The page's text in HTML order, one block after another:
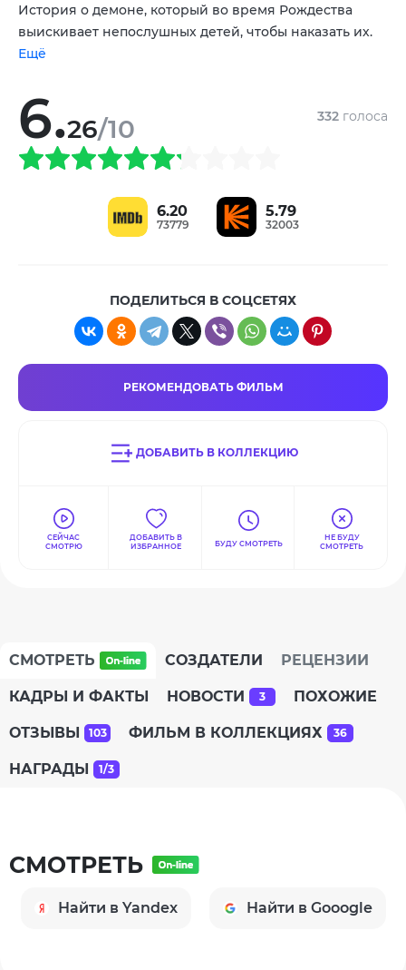
Дэвид Кокнер,Маверик Флэк,Куеени Сэмюэл
История о демоне, который во время Рождества
выискивает непослушных детей, чтобы наказать их.
Ещё
6.26/10 332 голоса
6.20
73779
5.79
32003
ПОДЕЛИТЬСЯ В СОЦСЕТЯХ
РЕКОМЕНДОВАТЬ ФИЛЬМ
ДОБАВИТЬ В КОЛЛЕКЦИЮ
СЕЙЧАС
СМОТРЮ
ДОБАВИТЬ В
ИЗБРАННОЕ
БУДУ СМОТРЕТЬ
НЕ БУДУ
СМОТРЕТЬ
СМОТРЕТЬ СОЗДАТЕЛИ РЕЦЕНЗИИ
КАДРЫ И ФАКТЫ НОВОСТИ 3 ПОХОЖИЕ
ОТЗЫВЫ 103 ФИЛЬМ В КОЛЛЕКЦИЯХ 36
НАГРАДЫ 1/3
СМОТРЕТЬ
Найти в Yandex Найти в Gooogle